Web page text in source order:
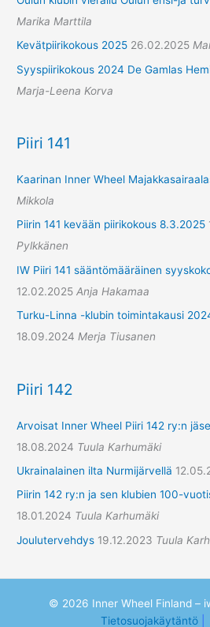
Marika Marttila
Kevätpiirikokous 2025 26.02.2025
Syyspiirikokous 2024 De Gamlas
Marja-Leena Korva
Piiri 141
Kaarinan Inner Wheel
Mikkola
Piirin 141 kevään piirikokous 8.3.2025
Pylkkänen
IW Piiri 141 sääntömääräinen
12.02.2025 Anja Hakamaa
Turku-Linna -klubin toimintakausi
18.09.2024 Merja Tiusanen
Piiri 142
Arvoisat Inner Wheel Piiri 142 ry:n
18.08.2024 Tuula Karhumäki
Ukrainalainen ilta Nurmijärvellä
Piirin 142 ry:n ja sen klubien 100-
18.01.2024 Tuula Karhumäki
Joulutervehdys 19.12.2023 Tuula
© 2026 Inner Wheel Finland –
Tietosuojakäytäntö